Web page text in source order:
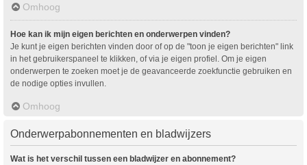
Omhoog
Hoe kan ik mijn eigen berichten en onderwerpen vinden?
Je kunt je eigen berichten vinden door of op de "toon je eigen berichten" link
in het gebruikerspaneel te klikken, of via je eigen profiel. Om je eigen
onderwerpen te zoeken moet je de geavanceerde zoekfunctie gebruiken en
de nodige opties invullen.
Omhoog
Onderwerpabonnementen en bladwijzers
Wat is het verschil tussen een bladwijzer en abonnement?